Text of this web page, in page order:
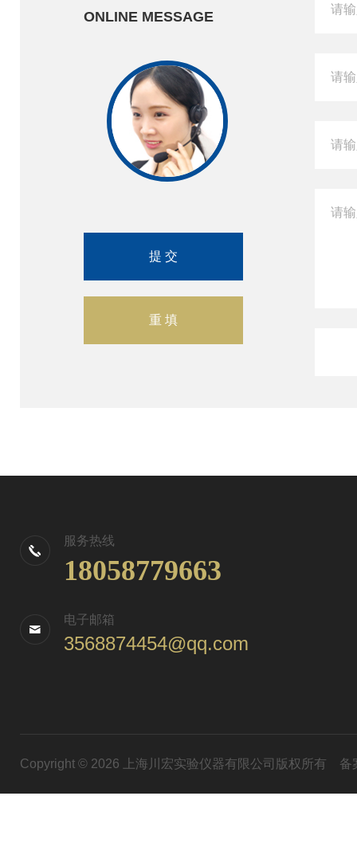
ONLINE MESSAGE
服务热线
18058779663
电子邮箱
3568874454@qq.com
Copyright © 2026 上海川宏实验仪器有限公司版权所有 备